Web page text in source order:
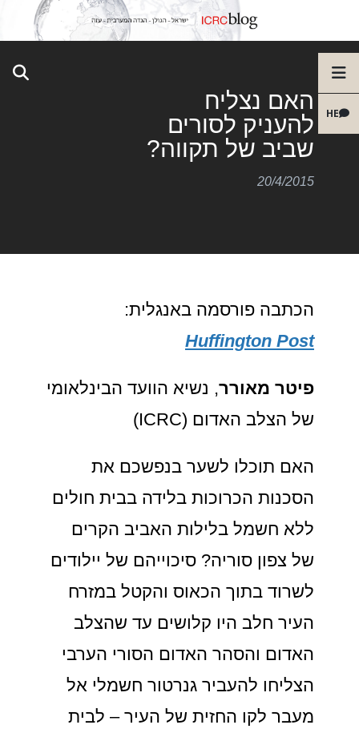
HE
האם נצליח
להעניק לסורים
שביב של תקווה?
20/4/2015
הכתבה פורסמה באנגלית:
Huffington Post
פיטר מאורר, נשיא הוועד הבינלאומי
של הצלב האדום (ICRC)
האם תוכלו לשער בנפשכם את
הסכנות הכרוכות בלידה בבית חולים
ללא חשמל בלילות האביב הקרים
של צפון סוריה? סיכוייהם של יילודים
לשרוד בתוך הכאוס והקטל במזרח
העיר חלב היו קלושים עד שהצלב
האדום והסהר האדום הסורי הערבי
הצליחו להעביר גנרטור חשמלי אל
מעבר לקו החזית של העיר – לבית